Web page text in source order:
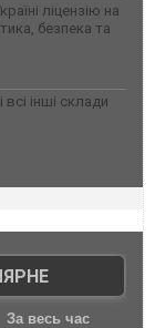
ліцензію на
безпека та
інші склади
За весь час